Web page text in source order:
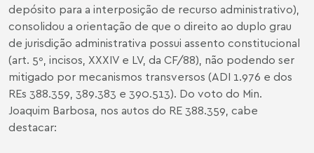
depósito para a interposição de recurso administrativo),
consolidou a orientação de que o direito ao duplo grau
de jurisdição administrativa possui assento constitucional
(art. 5º, incisos, XXXIV e LV, da CF/88), não podendo ser
mitigado por mecanismos transversos (ADI 1.976 e dos
REs 388.359, 389.383 e 390.513). Do voto do Min.
Joaquim Barbosa, nos autos do RE 388.359, cabe
destacar: